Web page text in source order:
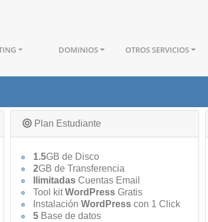
DOMINIOS OTROS SERVICIOS
Plan Estudiante
1.5GB de Disco
2GB de Transferencia
Ilimitadas Cuentas Email
Tool kitWordPress Gratis
Instalación WordPress con 1 Click
5 Base de datos